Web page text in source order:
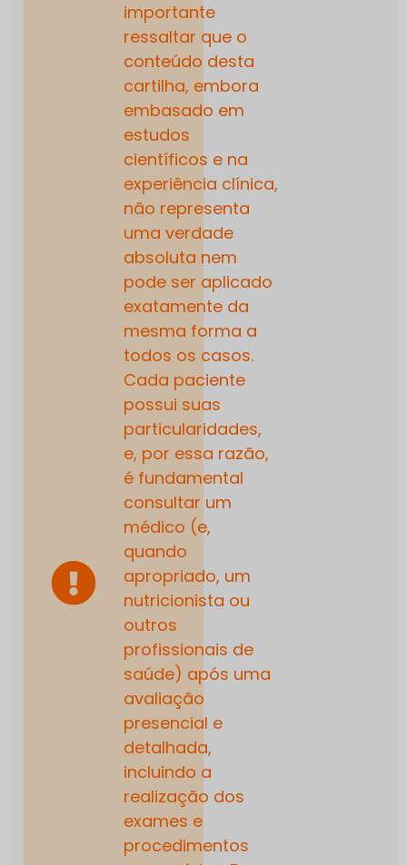
importante
ressaltar que o
conteúdo desta
cartilha, embora
embasado em
estudos
científicos e na
experiência clínica,
não representa
uma verdade
absoluta nem
pode ser aplicado
exatamente da
mesma forma a
todos os casos.
Cada paciente
possui suas
particularidades,
e, por essa razão,
é fundamental
consultar um
médico (e,
quando
apropriado, um
nutricionista ou
outros
profissionais de
saúde) após uma
avaliação
presencial e
detalhada,
incluindo a
realização dos
exames e
procedimentos